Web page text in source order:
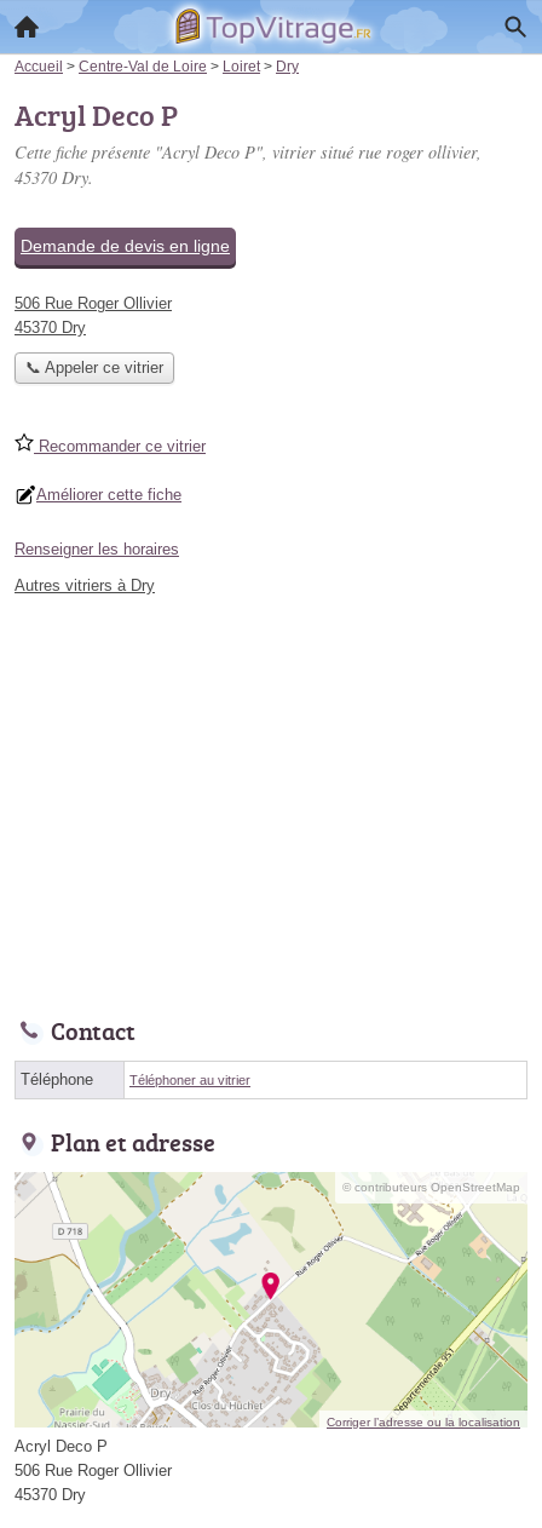
Accueil > Centre-Val de Loire > Loiret > Dry
Acryl Deco P
Cette fiche présente "Acryl Deco P", vitrier situé rue roger ollivier,
45370 Dry.
Demande de devis en ligne
506 Rue Roger Ollivier
45370 Dry
📞 Appeler ce vitrier
Recommander ce vitrier
Améliorer cette fiche
Renseigner les horaires
Autres vitriers à Dry
Contact
Téléphone Téléphoner au vitrier
Plan et adresse
© contributeurs OpenStreetMap
Corriger l’adresse ou la localisation
Acryl Deco P
506 Rue Roger Ollivier
45370 Dry